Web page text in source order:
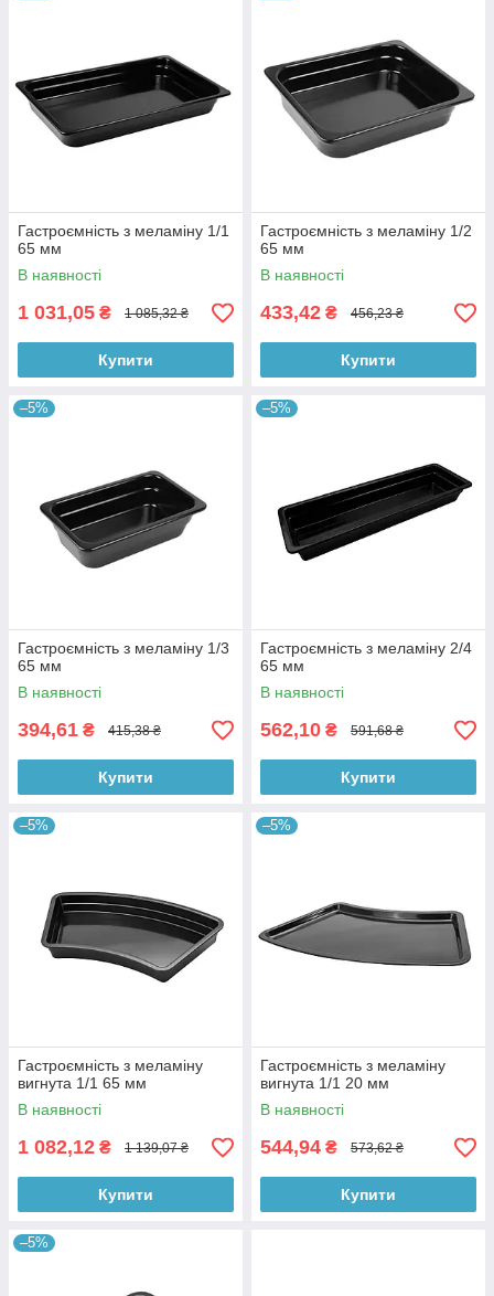
Гастроємність з меламіну 1/1
65 мм
В наявності
1 031,05 ₴ 1 085,32 ₴
Купити
Гастроємність з меламіну 1/2
65 мм
В наявності
433,42 ₴ 456,23 ₴
Купити
–5%
Гастроємність з меламіну 1/3
65 мм
В наявності
394,61 ₴ 415,38 ₴
Купити
–5%
Гастроємність з меламіну 2/4
65 мм
В наявності
562,10 ₴ 591,68 ₴
Купити
–5%
Гастроємність з меламіну
вигнута 1/1 65 мм
В наявності
1 082,12 ₴ 1 139,07 ₴
Купити
–5%
Гастроємність з меламіну
вигнута 1/1 20 мм
В наявності
544,94 ₴ 573,62 ₴
Купити
–5%